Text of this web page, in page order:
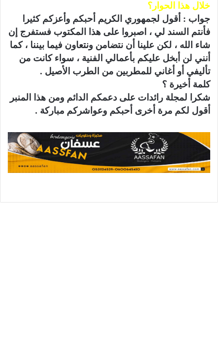
خلال هذا الحوار؟
جواب : أقول لجمهوري الكريم أحبكم وأعزكم كثيرا
فأنتم السند لي ، اصبروا على هذا المكتوب فستفرج إن
شاء الله ، لكن علينا أن نتضامن ونتعاون فيما بيننا ، كما
أنني لن أبخل عليكم بأعمالي الفنية ، سواء كانت من
تأليفي أو أغاني للمطربين من الطرب الأصيل .
كلمة أخيرة ؟
شكرا لمجلة رائدات على دعمكم الدائم ومن هذا المنبر
أقول لكم مرة أخرى أحبكم وعواشركم مباركة .